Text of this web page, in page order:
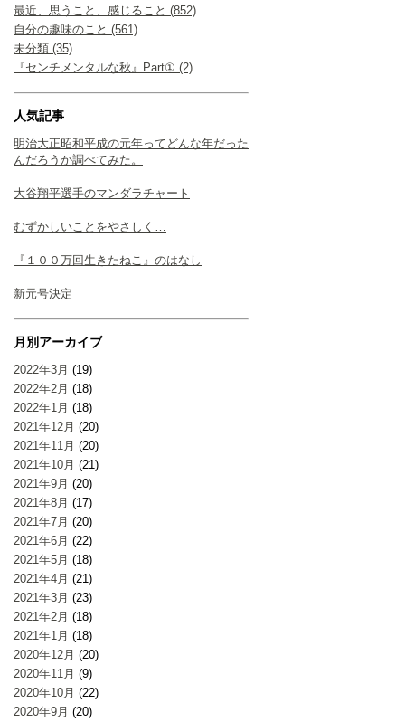
最近、思うこと、感じること (852)
自分の趣味のこと (561)
未分類 (35)
『センチメンタルな秋』Part① (2)
人気記事
明治大正昭和平成の元年ってどんな年だった
んだろうか調べてみた。
大谷翔平選手のマンダラチャート
むずかしいことをやさしく…
『１００万回生きたねこ』のはなし
新元号決定
月別アーカイブ
2022年3月 (19)
2022年2月 (18)
2022年1月 (18)
2021年12月 (20)
2021年11月 (20)
2021年10月 (21)
2021年9月 (20)
2021年8月 (17)
2021年7月 (20)
2021年6月 (22)
2021年5月 (18)
2021年4月 (21)
2021年3月 (23)
2021年2月 (18)
2021年1月 (18)
2020年12月 (20)
2020年11月 (9)
2020年10月 (22)
2020年9月 (20)